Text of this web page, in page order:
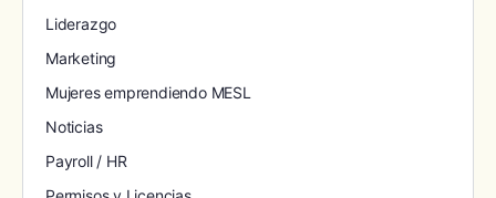
Liderazgo
Marketing
Mujeres emprendiendo MESL
Noticias
Payroll / HR